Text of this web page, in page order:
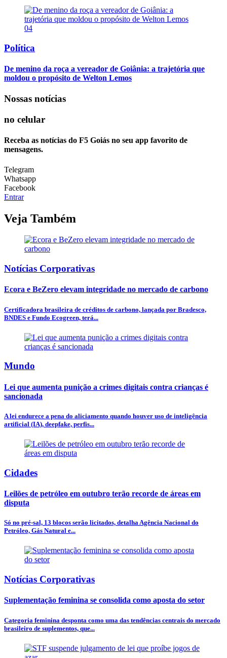
04
Política
De menino da roça a vereador de Goiânia: a trajetória que
moldou o propósito de Welton Lemos
Nossas notícias
no celular
Receba as notícias do F5 Goiás no seu app favorito de
mensagens.
Telegram
Whatsapp
Facebook
Entrar
Veja Também
Notícias Corporativas
Ecora e BeZero elevam integridade no mercado de carbono
Certificadora brasileira de créditos de carbono, lançada por Bradesco,
BNDES e Fundo Ecogreen, terá...
Mundo
Lei que aumenta punição a crimes digitais contra crianças é
sancionada
A lei endurece a pena do aliciamento quando houver uso de inteligência
artificial (IA), deepfake, perfis...
Cidades
Leilões de petróleo em outubro terão recorde de áreas em
disputa
Só no pré-sal, 13 blocos serão licitados, detalha Agência Nacional do
Petróleo, Gás Natural e...
Notícias Corporativas
Suplementação feminina se consolida como aposta do setor
Categoria feminina desponta como uma das tendências centrais do mercado
brasileiro de suplementos, que...